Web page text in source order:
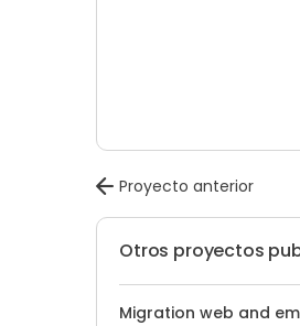
Proyecto anterior
Otros proyectos
Migration web and